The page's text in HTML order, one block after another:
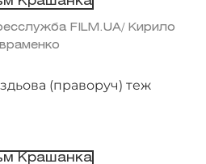
FILM.UA/ Кирило
(праворуч) теж